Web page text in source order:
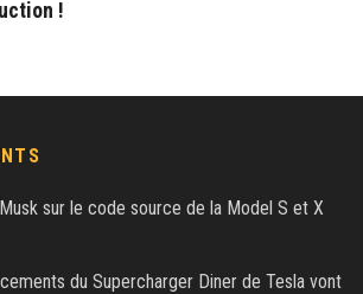
!
sur le code source de la Model S et X
du Supercharger Diner de Tesla vont